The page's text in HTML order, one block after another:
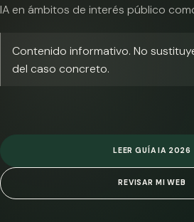
IA en ámbitos de interés público
Contenido informativo. No
del caso concreto.
LEER GUÍA IA 2026
REVISAR MI WEB